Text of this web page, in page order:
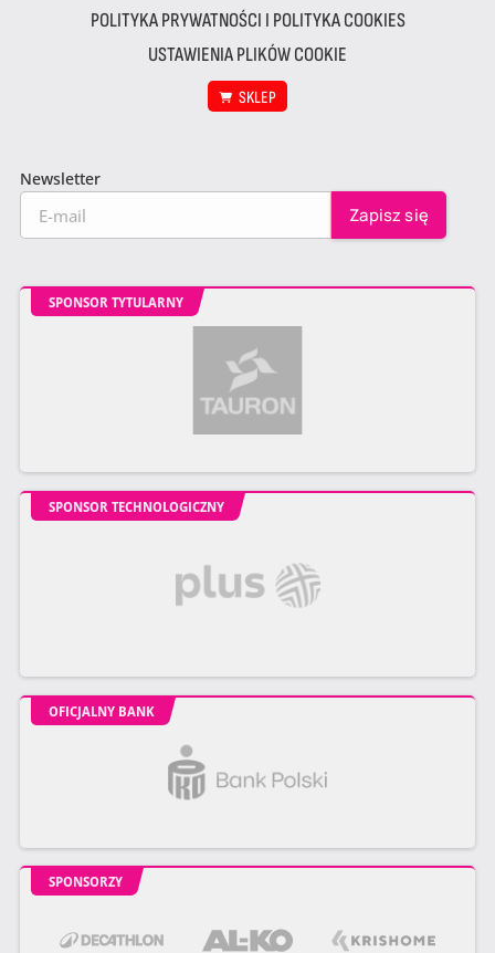
POLITYKA PRYWATNOŚCI I POLITYKA COOKIES
USTAWIENIA PLIKÓW COOKIE
SKLEP
Newsletter
SPONSOR TYTULARNY
SPONSOR TECHNOLOGICZNY
OFICJALNY BANK
SPONSORZY